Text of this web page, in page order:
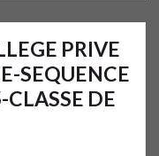
PRIVE
SEQUENCE
DE